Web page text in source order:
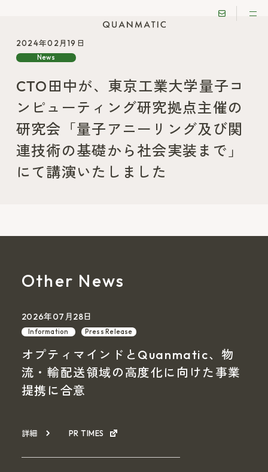
2024年02月19日
News
CTO田中が、東京工業大学量子コ
ンピューティング研究拠点主催の
研究会「量子アニーリング及び関
連技術の基礎から社会実装まで」
にて講演いたしました
Other News
2026年07月28日
Information Press Release
オプティマインドとQuanmatic、物
流・輸配送領域の高度化に向けた事業
提携に合意
詳細 PR TIMES